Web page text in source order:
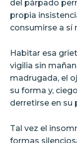
del párpado
propia
consumirse a sí
Habitar esa
vigilia sin
madrugada, el
su forma y,
derretirse en su
Tal vez el
formas